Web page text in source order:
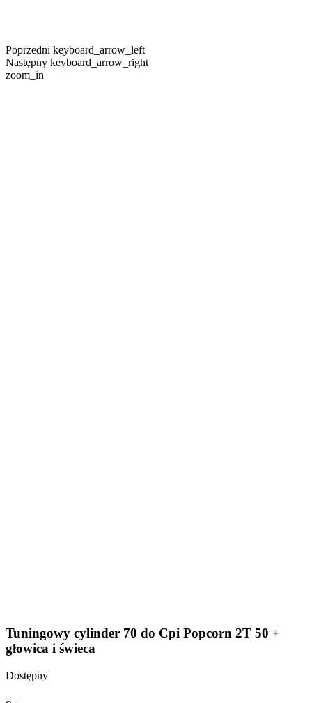
Poprzedni keyboard_arrow_left
Następny keyboard_arrow_right
zoom_in
Tuningowy cylinder 70 do Cpi Popcorn 2T 50 +
głowica i świeca
Dostępny